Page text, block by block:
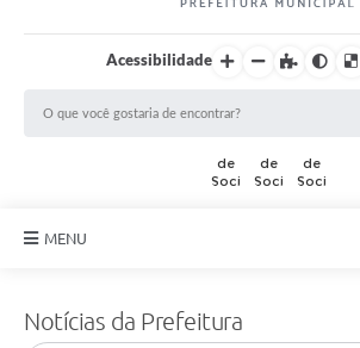
Acessibilidade
MENU
Saneamento
Notícias da Prefeitura